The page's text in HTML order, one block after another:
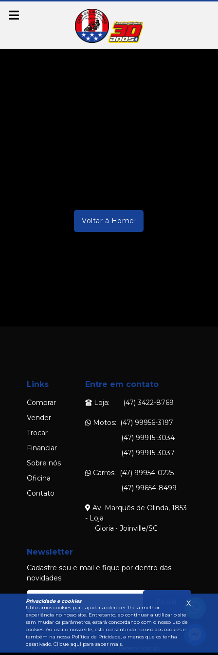
Voltar à Home!
Links
Comprar
Vender
Trocar
Financiar
Sobre nós
Oficina
Contato
Entre em contato
Loja: (47) 3422-8769
Motos: (47) 99956-3197
(47) 99915-3034
(47) 99915-3037
Carros: (47) 99954-0225
(47) 99654-8499
Av. Marquês de Olinda, 1853
- Loja
Gloria • Joinville/SC
Newsletter
Cadastre seu e-mail e fique por dentro das
novidades.
2026 © Todos os direitos reservados • Desenvolvido por
X
Privacidade e cookies
Utilizamos cookies para ajudar a oferecer-lhe a melhor
experiência no nosso site. Entretanto, ao continuar a utilizar o site
sem mudar os parâmetros, estará concordando com o nosso uso de
cookies. Ao usar o nosso site, está consentindo no uso dos cookies e
também na nossa Política de Pricidade, a menos que os tenha
desativado. Clique aqui para saber mais.